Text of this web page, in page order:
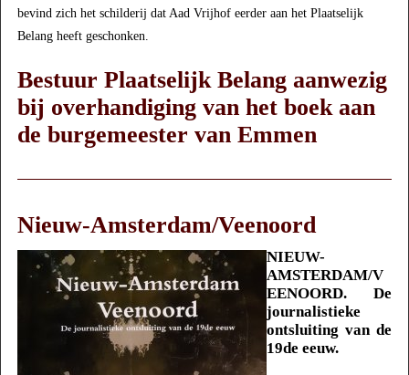
bevind zich het schilderij dat Aad Vrijhof eerder aan het Plaatselijk
Belang heeft geschonken.
Bestuur Plaatselijk Belang aanwezig
bij overhandiging van het boek aan
de burgemeester van Emmen
Nieuw-Amsterdam/Veenoord
NIEUW-
AMSTERDAM/V
EENOORD. De
journalistieke
ontsluiting van de
19de eeuw.